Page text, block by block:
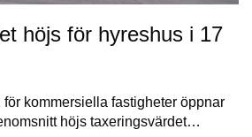
höjs för hyreshus i 17
kommersiella fastigheter öppnar
höjs taxeringsvärdet…